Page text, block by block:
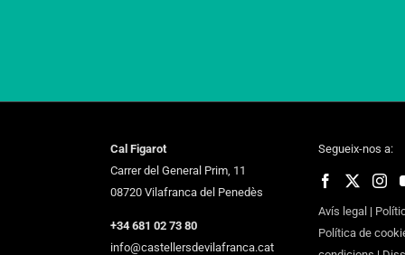
Cal Figarot
Carrer del General Prim, 11
08720 Vilafranca del Penedès
+34 681 02 73 80
info@castellersdevilafranca.cat
Segueix-nos a:
Avís legal |
Política de